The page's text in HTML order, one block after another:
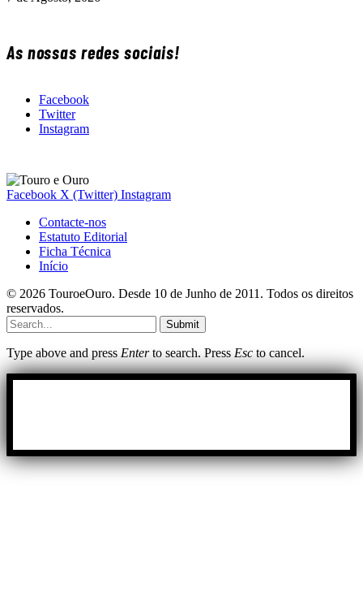
As nossas redes sociais!
Facebook
Twitter
Instagram
Facebook X (Twitter) Instagram
Contacte-nos
Estatuto Editorial
Ficha Técnica
Início
© 2026 TouroeOuro. Desde 10 de Junho de 2011. Todos os direitos
reservados.
Submit
Type above and press Enterto search. Press Esc to cancel.